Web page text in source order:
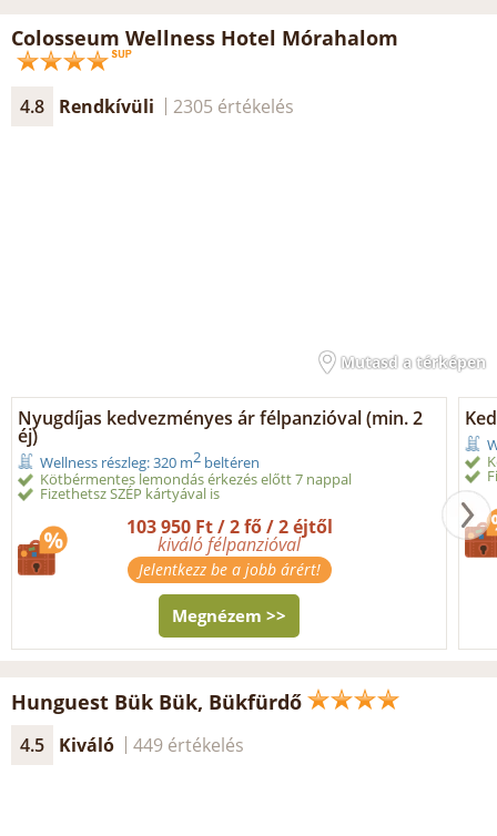
Colosseum Wellness Hotel Mórahalom
4.8 Rendkívüli 2305 értékelés
Mutasd a térképen
Nyugdíjas kedvezményes ár félpanzióval (min. 2
éj)
Wellness részleg: 320 m2 beltéren
Kötbérmentes lemondás érkezés előtt 7 nappal
Fizethetsz SZÉP kártyával is
103 950 Ft / 2 fő / 2 éjtől
kiváló félpanzióval
Jelentkezz be a jobb árért!
Megnézem >>
Hunguest Bük Bük, Bükfürdő
4.5 Kiváló 449 értékelés